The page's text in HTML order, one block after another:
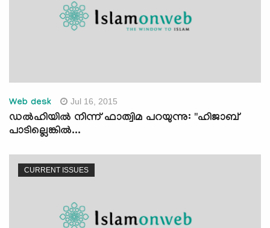
Web desk Jul 16, 2015
ഡല്‍ഹിയില്‍ നിന്ന് ഫാത്വിമ പറയുന്നു: "ഹിജാബ്
പാടില്ലെങ്കില്‍...
CURRENT ISSUES